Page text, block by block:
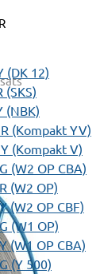
(DK 12)
(SKS)
(NBK)
(Kompakt YV)
(Kompakt V)
(W2 OP CBA)
(W2 OP)
(W2 OP CBF)
(W1 OP)
(W1 OP CBA)
(Y 500)